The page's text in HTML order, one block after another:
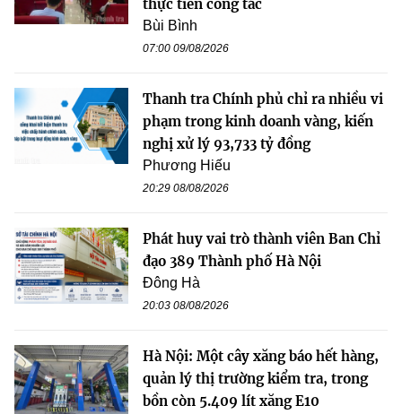
thực tiễn công tác
Bùi Bình
07:00 09/08/2026
Thanh tra Chính phủ chỉ ra nhiều vi
phạm trong kinh doanh vàng, kiến
nghị xử lý 93,733 tỷ đồng
Phương Hiếu
20:29 08/08/2026
Phát huy vai trò thành viên Ban Chỉ
đạo 389 Thành phố Hà Nội
Đông Hà
20:03 08/08/2026
Hà Nội: Một cây xăng báo hết hàng,
quản lý thị trường kiểm tra, trong
bồn còn 5.409 lít xăng E10